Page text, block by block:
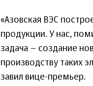
«Азовская ВЭС
продукции. У нас,
задача – создание
производству таких
завил вице-премьер.